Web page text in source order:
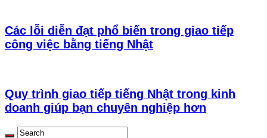
Các lỗi diễn đạt phổ biến trong giao tiếp
công việc bằng tiếng Nhật
Quy trình giao tiếp tiếng Nhật trong kinh
doanh giúp bạn chuyên nghiệp hơn